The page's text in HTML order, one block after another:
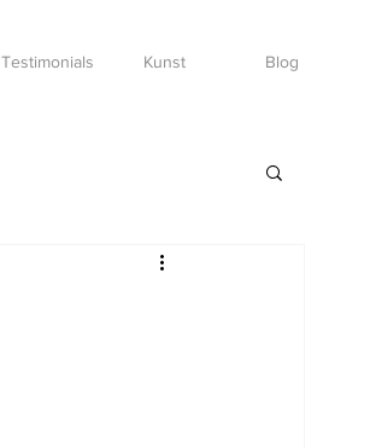
Testimonials Kunst Blog